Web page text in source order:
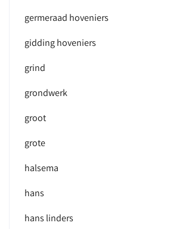
germeraad hoveniers
gidding hoveniers
grind
grondwerk
groot
grote
halsema
hans
hans linders